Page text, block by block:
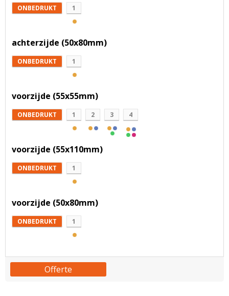
ONBEDRUKT 1
achterzijde (50x80mm)
ONBEDRUKT 1
voorzijde (55x55mm)
ONBEDRUKT 1 2 3 4
voorzijde (55x110mm)
ONBEDRUKT 1
voorzijde (50x80mm)
ONBEDRUKT 1
Offerte